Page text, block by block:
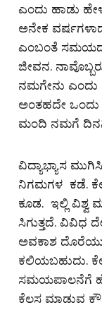
ಎಂದು ಹಾಡು
ಅನೇಕ
ಎಂಬಂತೆ ಸಮಯದ
ಜೀವನ.
ನಮಗೇನು ಎಂದು
ಅಂತಹದೇ ಒಂದು
ಮಂದಿ ನಮಗೆ
ವಿದ್ಯಾಭ್ಯಾಸ
ನಿಗಮಗಳ ಕಡೆ.
ಕೂಡ. ಇಲ್ಲಿ ವಿಶ್ವ
ಸಿಗುತ್ತದೆ. ವಿವಿಧ
ಅವಕಾಶ
ಕಲಿಯಬಹುದು.
ಸಮಯಪಾಲನೆಗೆ
ಕೆಲಸ ಮಾಡುವ